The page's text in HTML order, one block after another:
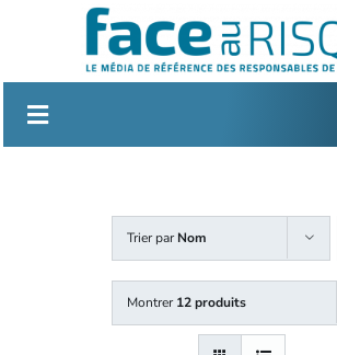
Trier parNom
Montrer12 produits